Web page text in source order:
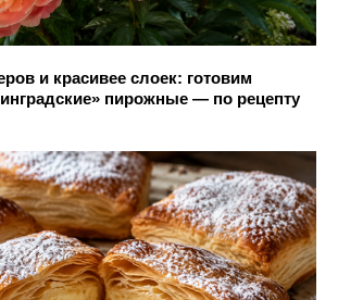
и красивее слоек: готовим
пирожные — по рецепту